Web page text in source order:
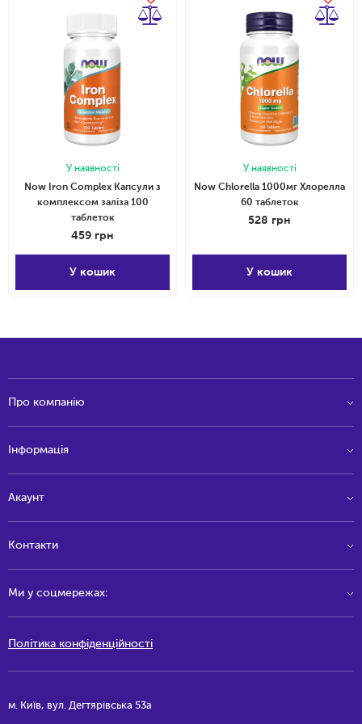
У наявності
Now Iron Complex Капсули з
комплексом заліза 100
таблеток
459 грн
У кошик
У наявності
Now Chlorella 1000мг Хлорелла
60 таблеток
528 грн
У кошик
Про компанію
Інформація
Акаунт
Контакти
Ми у соцмережах:
Політика конфіденційності
м. Київ, вул. Дегтярівська 53а